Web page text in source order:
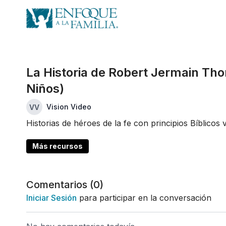
La Historia de Robert Jermain
Niños)
Vision Video
Historias de héroes de la fe con principios Bíblicos
Más recursos
Comentarios (0)
Iniciar Sesión para participar en la conversación